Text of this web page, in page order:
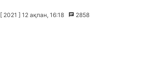
[ 2021 ] 12 ақпан, 16:18 2858